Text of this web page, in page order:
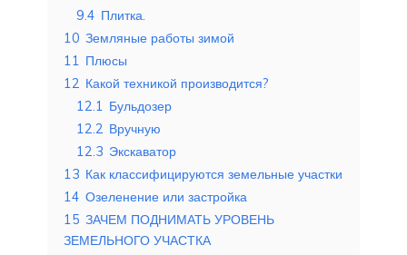
9.4 Плитка.
10 Земляные работы зимой
11 Плюсы
12 Какой техникой производится?
12.1 Бульдозер
12.2 Вручную
12.3 Экскаватор
13 Как классифицируются земельные участки
14 Озеленение или застройка
15 ЗАЧЕМ ПОДНИМАТЬ УРОВЕНЬ
ЗЕМЕЛЬНОГО УЧАСТКА